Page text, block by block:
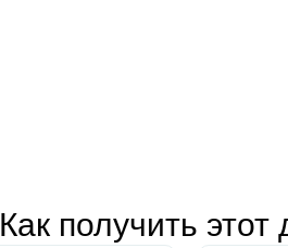
Как получить этот